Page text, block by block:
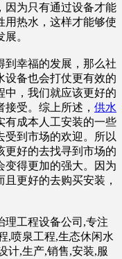
因为只有通过设备才能
用热水，这样才能够使
。
到幸福的发展，那么社
设备也会打仗更有效的
中，我们就应该更好的
受。综上所述， 供水
有成本人工安装的一些
受到市场的欢迎。所以
更好的去找寻到市场的
变得更加的强大。因为
更好的去购买安装，
理工程设备公司,专注
,喷泉工程,生态休闲水
计,生产,销售,安装,服